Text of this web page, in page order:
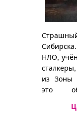
НЛО,
из Зоны
это